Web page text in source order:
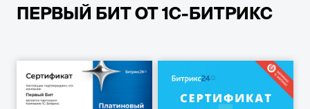
ПЕРВЫЙ БИТ ОТ 1С-БИТРИКС